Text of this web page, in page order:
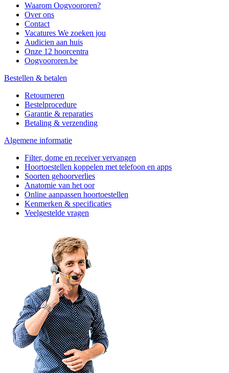
Waarom Oogvoororen?
Over ons
Contact
Vacatures We zoeken jou
Audicien aan huis
Onze 12 hoorcentra
Oogvoororen.be
Bestellen & betalen
Retourneren
Bestelprocedure
Garantie & reparaties
Betaling & verzending
Algemene informatie
Filter, dome en receiver vervangen
Hoortoestellen koppelen met telefoon en apps
Soorten gehoorverlies
Anatomie van het oor
Online aanpassen hoortoestellen
Kenmerken & specificaties
Veelgestelde vragen